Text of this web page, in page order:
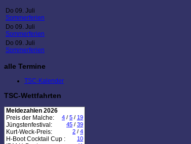
Do 09. Juli
Sommerferien
Do 09. Juli
Sommerferien
Do 09. Juli
Sommerferien
alle Termine
TSC-Kalender
TSC-Wettfahrten
Meldezahlen 2026
Preis der Malche:
4 / 5 / 19
Jüngstenfestival: 45 / 39
Kurt-Weck-Preis: 2 / 4
H-Boot Cocktail Cup : 10